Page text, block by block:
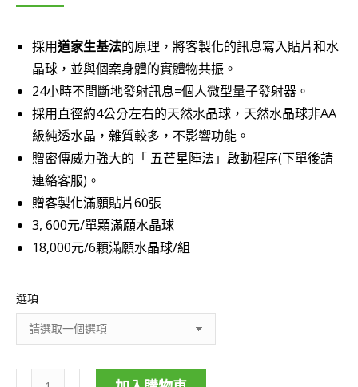
圍：
NT$3,600
到
NT$18,000
採用道家生基法的原理，將客製化的訊息寫入貼片和水
晶球，並與個案身體的實體物共振。
24小時不間斷地發射訊息=個人微型量子發射器。
採用直徑約4公分左右的天然水晶球，天然水晶球非AA
級純透水晶，雜質較多，不影響功能。
贈密傳威力強大的「 五芒星陣法」啟動程序(下單後請
連絡客服)。
贈客製化滿願貼片60張
3, 600元/單顆滿願水晶球
18,000元/6顆滿願水晶球/組
選項